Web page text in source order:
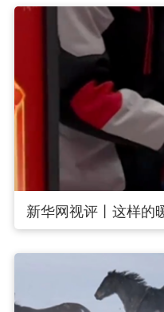
新华网视评丨这样的